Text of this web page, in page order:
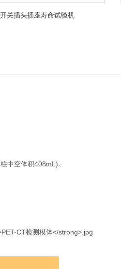
开关插头插座寿命试验机
中空体积408mL)。